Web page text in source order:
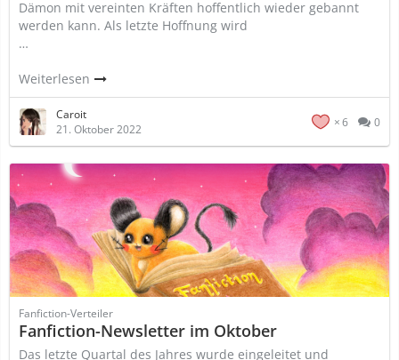
Dämon mit vereinten Kräften hoffentlich wieder gebannt
werden kann. Als letzte Hoffnung wird
…
Weiterlesen
Caroit
21. Oktober 2022
6 0
Fanfiction-Verteiler
Fanfiction-Newsletter im Oktober
Das letzte Quartal des Jahres wurde eingeleitet und